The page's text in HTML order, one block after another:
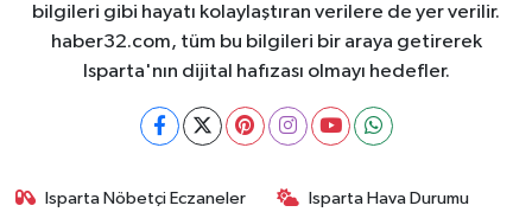
bilgileri gibi hayatı kolaylaştıran verilere de yer verilir.
haber32.com, tüm bu bilgileri bir araya getirerek
Isparta'nın dijital hafızası olmayı hedefler.
Isparta Nöbetçi Eczaneler Isparta Hava Durumu